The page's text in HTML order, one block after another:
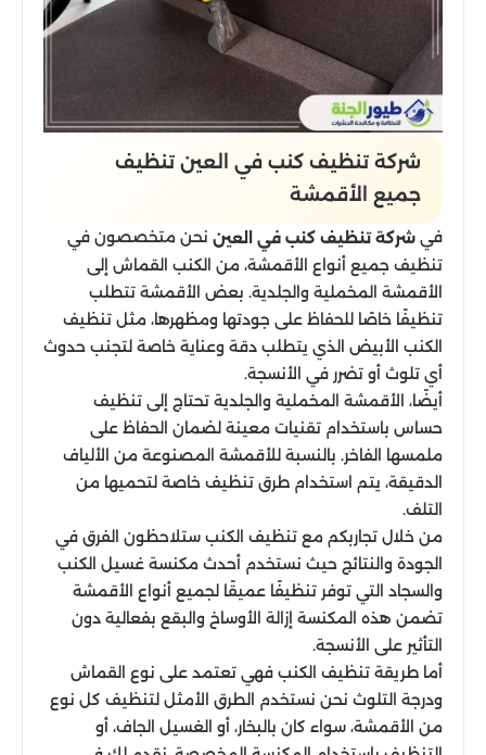
شركة تنظيف كنب في العين تنظيف
جميع الأقمشة
في شركة تنظيف كنب في العين نحن متخصصون في
تنظيف جميع أنواع الأقمشة، من الكنب القماش إلى
الأقمشة المخملية والجلدية. بعض الأقمشة تتطلب
تنظيفًا خاصًا للحفاظ على جودتها ومظهرها، مثل تنظيف
الكنب الأبيض الذي يتطلب دقة وعناية خاصة لتجنب حدوث
أي تلوث أو تضرر في الأنسجة.
أيضًا، الأقمشة المخملية والجلدية تحتاج إلى تنظيف
حساس باستخدام تقنيات معينة لضمان الحفاظ على
ملمسها الفاخر. بالنسبة للأقمشة المصنوعة من الألياف
الدقيقة، يتم استخدام طرق تنظيف خاصة لتحميها من
التلف.
من خلال تجاربكم مع تنظيف الكنب ستلاحظون الفرق في
الجودة والنتائج حيث نستخدم أحدث مكنسة غسيل الكنب
والسجاد التي توفر تنظيفًا عميقًا لجميع أنواع الأقمشة
تضمن هذه المكنسة إزالة الأوساخ والبقع بفعالية دون
التأثير على الأنسجة.
أما طريقة تنظيف الكنب فهي تعتمد على نوع القماش
ودرجة التلوث نحن نستخدم الطرق الأمثل لتنظيف كل نوع
من الأقمشة، سواء كان بالبخار، أو الغسيل الجاف، أو